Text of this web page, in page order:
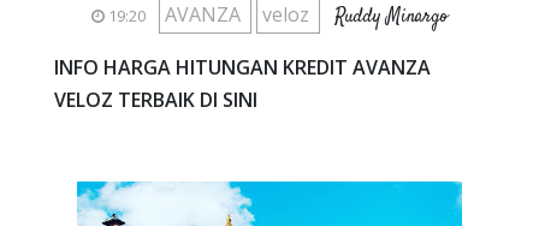
19:20 AVANZA veloz Ruddy Minargo
INFO HARGA HITUNGAN KREDIT AVANZA
VELOZ TERBAIK DI SINI